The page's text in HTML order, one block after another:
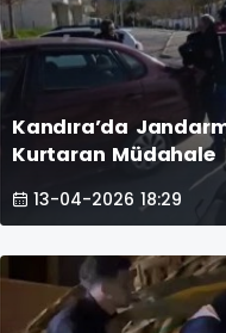
Kandıra’da
Kurtaran Müdahale
13-04-2026 18:29